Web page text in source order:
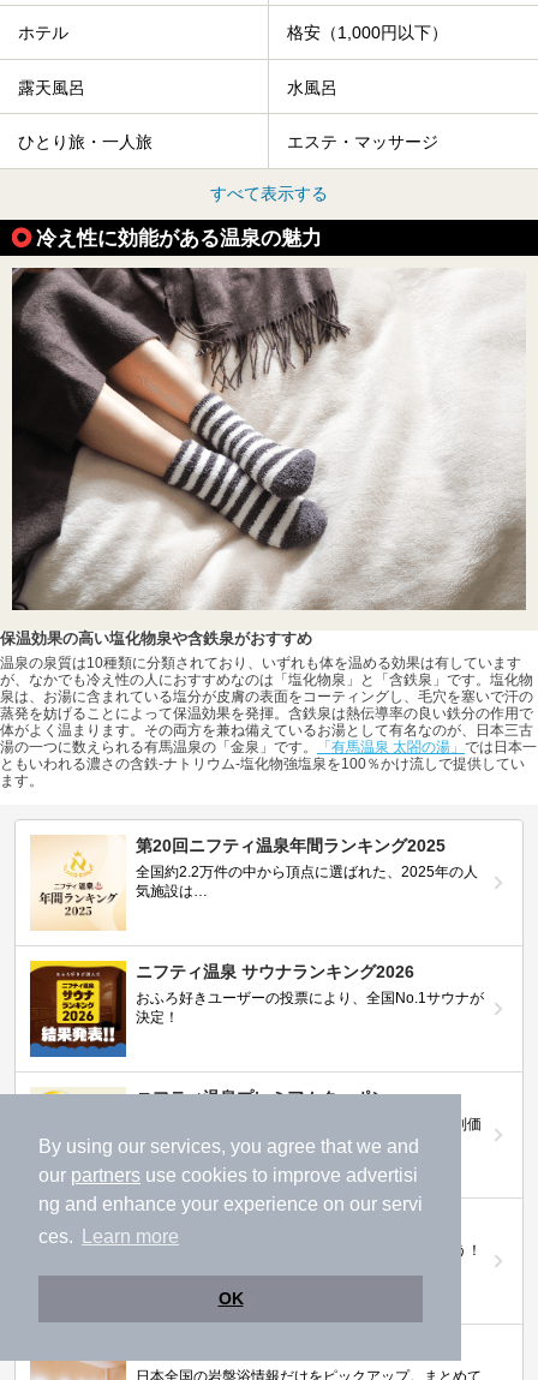
By using our services, you agree that we and
our partners use cookies to improve advertisi
ng and enhance your experience on our servi
ces.
Learn more
OK
ホテル 格安（1,000円以下）
露天風呂 水風呂
ひとり旅・一人旅 エステ・マッサージ
すべて表示する
冷え性に効能がある温泉の魅力
保温効果の高い塩化物泉や含鉄泉がおすすめ
温泉の泉質は10種類に分類されており、いずれも体を温める効果は有しています
が、なかでも冷え性の人におすすめなのは「塩化物泉」と「含鉄泉」です。塩化物
泉は、お湯に含まれている塩分が皮膚の表面をコーティングし、毛穴を塞いで汗の
蒸発を妨げることによって保温効果を発揮。含鉄泉は熱伝導率の良い鉄分の作用で
体がよく温まります。その両方を兼ね備えているお湯として有名なのが、日本三古
湯の一つに数えられる有馬温泉の「金泉」です。
「有馬温泉 太閤の湯」 では日本一
ともいわれる濃さの含鉄-ナトリウム-塩化物強塩泉を100％かけ流しで提供してい
ます。
第20回ニフティ温泉年間ランキング2025
全国約2.2万件の中から頂点に選ばれた、2025年の人
気施設は…
ニフティ温泉 サウナランキング2026
おふろ好きユーザーの投票により、全国No.1サウナが
決定！
ニフティ温泉プレミアムクーポン
ノジマモバイル会員向け 通常よりもお得な「特別価
格」で人気の温泉を満喫できる！
行ってみたい施設に投票してプレゼントを当てよう！